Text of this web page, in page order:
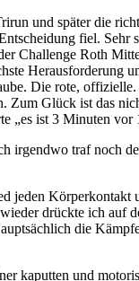
und später die
fiel.
Challenge Roth
Herausforderung
Die rote,
Glück ist das
„es ist 3 Minuten vor
irgendwo traf noch
drückte ich
die
kaputten und